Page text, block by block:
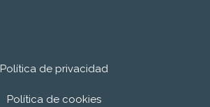
Política de privacidad
Política de cookies